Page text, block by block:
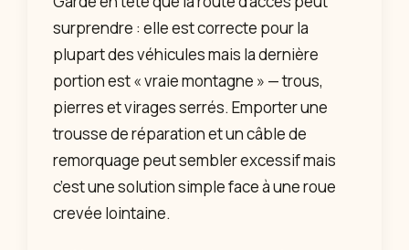
surprendre : elle est correcte pour la
plupart des véhicules mais la dernière
portion est « vraie montagne » — trous,
pierres et virages serrés. Emporter une
trousse de réparation et un câble de
remorquage peut sembler excessif mais
c’est une solution simple face à une roue
crevée lointaine.